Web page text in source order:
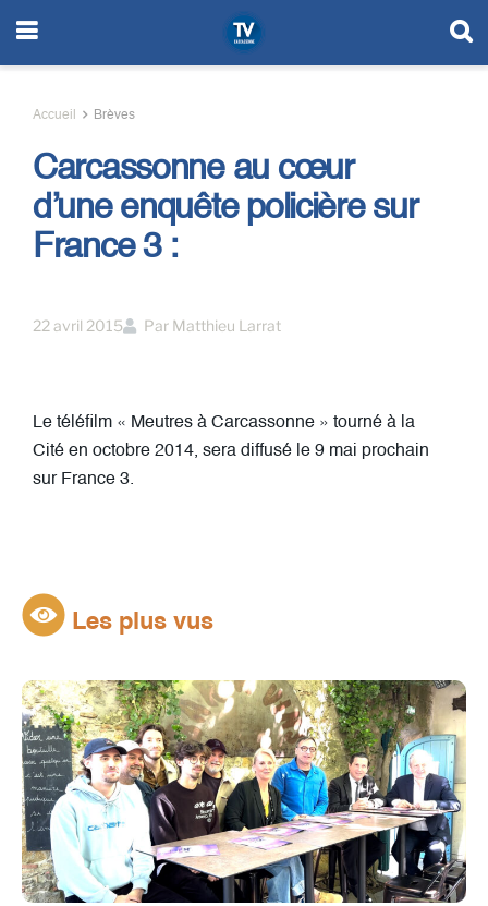
Accueil Brèves
Carcassonne au cœur
d’une enquête policière sur
France 3 :
22 avril 2015 Par Matthieu Larrat
Le téléfilm « Meutres à Carcassonne » tourné à la
Cité en octobre 2014, sera diffusé le 9 mai prochain
sur France 3.
Les plus vus